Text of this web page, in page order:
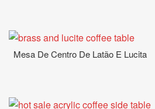
Mesa De Centro De Latão E Lucita